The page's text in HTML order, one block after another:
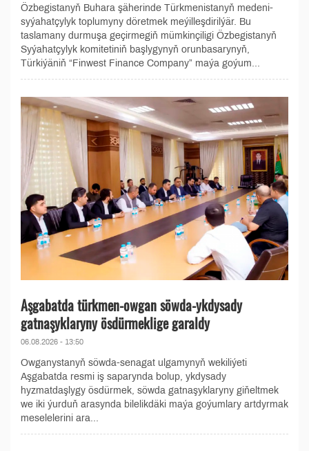
Özbegistanyň Buhara şäherinde Türkmenistanyň medeni-
syýahatçylyk toplumyny döretmek meýilleşdirilýär. Bu
taslamany durmuşa geçirmegiň mümkinçiligi Özbegistanyň
Syýahatçylyk komitetiniň başlygynyň orunbasarynyň,
Türkiýäniň “Finwest Finance Company” maýa goýum...
Aşgabatda türkmen-owgan söwda-ykdysady
gatnaşyklaryny ösdürmeklige garaldy
06.08.2026 - 13:50
Owganystanyň söwda-senagat ulgamynyň wekiliýeti
Aşgabatda resmi iş saparynda bolup, ykdysady
hyzmatdaşlygy ösdürmek, söwda gatnaşyklaryny giňeltmek
we iki ýurduň arasynda bilelikdäki maýa goýumlary artdyrmak
meselelerini ara...